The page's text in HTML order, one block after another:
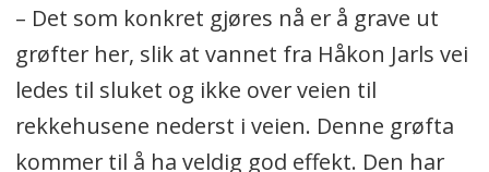
– Det som konkret gjøres nå er å grave ut
grøfter her, slik at vannet fra Håkon Jarls vei
ledes til sluket og ikke over veien til
rekkehusene nederst i veien. Denne grøfta
kommer til å ha veldig god effekt. Den har